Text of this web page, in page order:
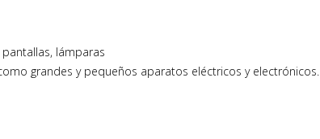
lámparas
grandes y pequeños aparatos eléctricos y electrónicos.